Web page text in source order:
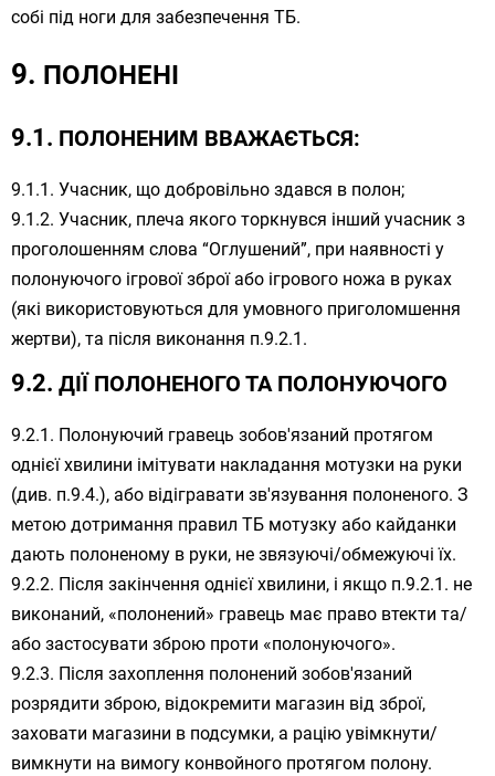
собі під ноги для забезпечення ТБ.
ПОЛОНЕНІ
ПОЛОНЕНИМ ВВАЖАЄТЬСЯ:
Учасник, що добровільно здався в полон;
Учасник, плеча якого торкнувся інший учасник з
проголошенням слова “Оглушений”, при наявності у
полонуючого ігрової зброї або ігрового ножа в руках
(які використовуються для умовного приголомшення
жертви), та після виконання п.9.2.1.
ДІЇ ПОЛОНЕНОГО ТА ПОЛОНУЮЧОГО
Полонуючий гравець зобов'язаний протягом
однієї хвилини імітувати накладання мотузки на руки
(див. п.9.4.), або відігравати зв'язування полоненого. З
метою дотримання правил ТБ мотузку або кайданки
дають полоненому в руки, не звязуючі/обмежуючі їх.
Після закінчення однієї хвилини, і якщо п.9.2.1. не
виконаний, «полонений» гравець має право втекти та/
або застосувати зброю проти «полонуючого».
Після захоплення полонений зобов'язаний
розрядити зброю, відокремити магазин від зброї,
заховати магазини в подсумки, а рацію увімкнути/
вимкнути на вимогу конвойного протягом полону.